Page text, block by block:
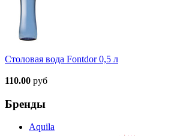
Столовая вода Fontdor 0,5 л
110.00 руб
Бренды
Aquila